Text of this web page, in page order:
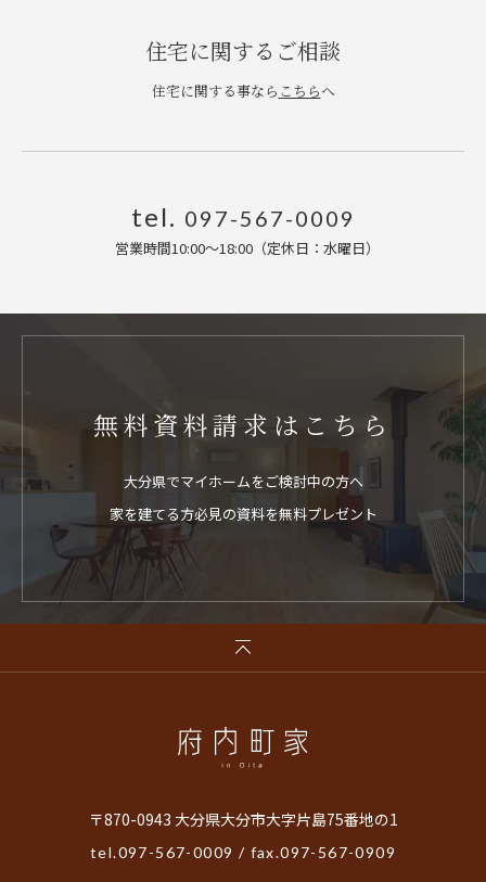
住宅に関するご相談
住宅に関する事なら こちらへ
tel. 097-567-0009
営業時間10:00〜18:00（定休日：水曜日）
無料資料請求はこちら
大分県でマイホームをご検討中の方へ
家を建てる方必見の資料を無料プレゼント
〒870-0943 大分県大分市大字片島75番地の1
tel.097-567-0009 / fax.097-567-0909